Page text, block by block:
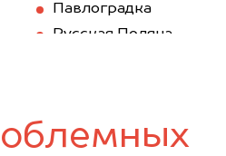
Павлоградка
Русская Поляна
Черлак